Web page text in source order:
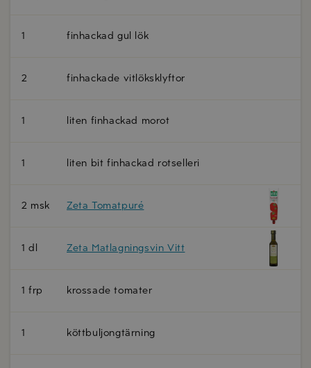
1 finhackad gul lök
2 finhackade vitlöksklyftor
1 liten finhackad morot
1 liten bit finhackad rotselleri
2 msk Zeta Tomatpuré
1 dl Zeta Matlagningsvin Vitt
1 frp krossade tomater
1 köttbuljongtärning